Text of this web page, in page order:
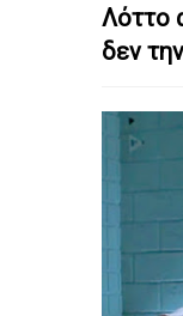
Λόττο
δεν